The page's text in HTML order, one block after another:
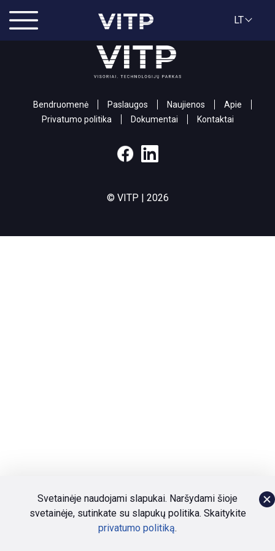
LT
Svetainėje naudojami slapukai. Naršydami šioje
svetainėje, sutinkate su slapukų politika. Skaitykite
privatumo politiką.
Bendruomenė Paslaugos Naujienos
Apie
Privatumo politika
Dokumentai Kontaktai
© VITP | 2026